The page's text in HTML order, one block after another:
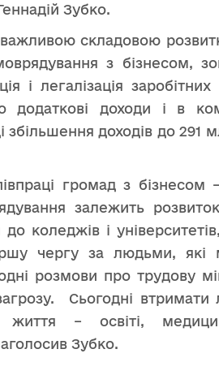
Зубко.
складовою
з бізнесом,
і легалізація
додаткові доходи і в
збільшення доходів до 291
громад з бізнесом
залежить
коледжів і
чергу за людьми,
розмови про трудову
Сьогодні
– освіті,
Зубко.